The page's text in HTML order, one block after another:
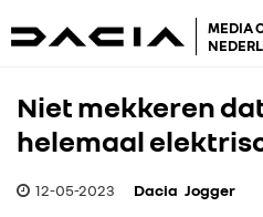
MEDIA
Niet mekkeren
helemaal
12-05-2023 Dacia Jogger